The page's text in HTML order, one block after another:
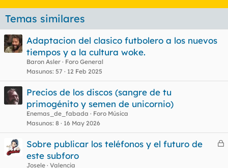
Temas similares
Adaptacion del clasico futbolero a los nuevos
tiempos y a la cultura woke.
Baron Asler
Foro General
Masunos 57 12 Feb 2025
Precios de los discos (sangre de tu
primogénito y semen de unicornio)
Enemas_de_fabada
Foro Música
Masunos 8 16 May 2026
C
Sobre publicar los teléfonos y el futuro de
este subforo
Josele Valencia